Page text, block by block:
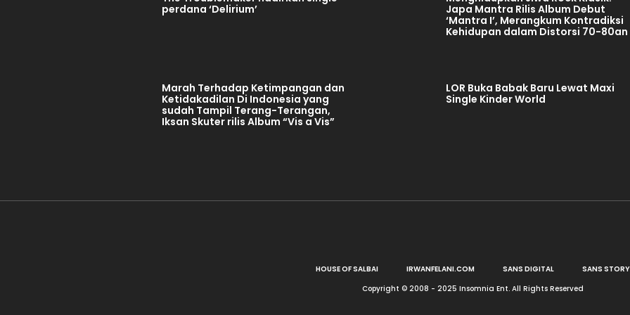
perdana ‘Delirium’
Japa Mantra Rilis Album Debut
‘Mantra I’, Merangkum Kontradiksi
Kehidupan dalam Distorsi 70-80an
Marah Terhadap Ketimpangan dan
Ketidakadilan Di Indonesia yang
sudah Tampil Terang-Terangan,
Iksan Skuter rilis Album “Vis a Vis”
LOR Buka Babak Baru Lewat Maxi
Single Kinder World
HOUSE OF SALBAI IRWANFELANI.COM SANS DIGITAL
SANS STORY
Copyright © 2008 - 2025 Insomnia Ent. All Rights Reserved